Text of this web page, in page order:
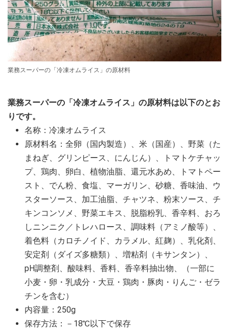
業務スーパーの「冷凍オムライス」の原材料
業務スーパーの「冷凍オムライス」の原材料は以下のとお
りです。
名称：冷凍オムライス
原材料名：全卵（国内製造）、米（国産）、野菜（た
まねぎ、グリンピース、にんじん）、トマトケチャッ
プ、鶏肉、卵白、植物油脂、還元水あめ、トマトペー
スト、でん粉、食塩、マーガリン、砂糖、香味油、ウ
スターソース、加工油脂、チャツネ、粉末ソース、チ
キンコンソメ、野菜エキス、脱脂粉乳、香辛料、おろ
しニンニク／トレハロース、調味料（アミノ酸等）、
着色料（カロチノイド、カラメル、紅麹）、乳化剤、
安定剤（ダイズ多糖類）、増粘剤（キサンタン）、
pH調整剤、酸味料、香料、香辛料抽出物、（一部に
小麦・卵・乳成分・大豆・鶏肉・豚肉・りんご・ゼラ
チンを含む）
内容量：250g
保存方法：－18℃以下で保存